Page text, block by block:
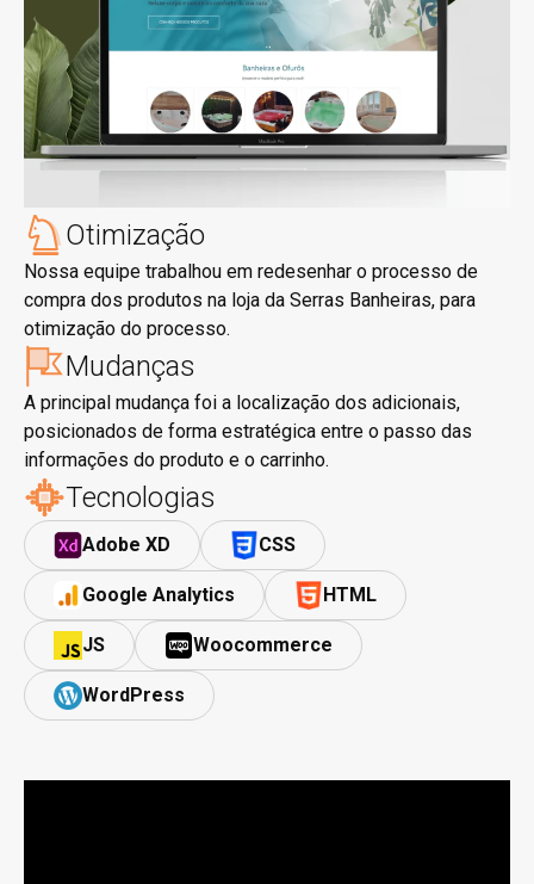
Otimização
Nossa equipe trabalhou em redesenhar o processo de
compra dos produtos na loja da Serras Banheiras, para
otimização do processo.
Mudanças
A principal mudança foi a localização dos adicionais,
posicionados de forma estratégica entre o passo das
informações do produto e o carrinho.
Tecnologias
Adobe XD CSS
Google Analytics HTML
JS Woocommerce
WordPress